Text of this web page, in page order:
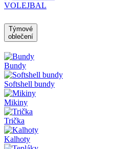
VOLEJBAL
Týmové
oblečení
Bundy
Softshell bundy
Mikiny
Trička
Kalhoty